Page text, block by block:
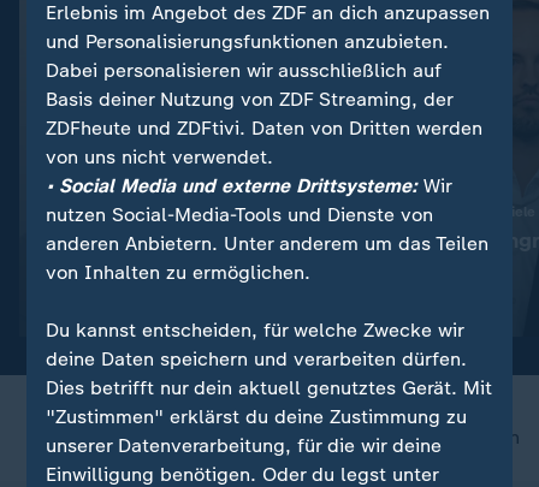
Abwehr ballistischer Raketen:
"Das ist die Champions-
League der Technologie"
Ukraine trifft neue Ziele
"Deutlicher
nach oben
Erlebnis im Angebot des ZDF an dich anzupassen
und Personalisierungsfunktionen anzubieten.
Dabei personalisieren wir ausschließlich auf
Basis deiner Nutzung von ZDF Streaming, der
ZDFheute und ZDFtivi. Daten von Dritten werden
von uns nicht verwendet.
• Social Media und externe Drittsysteme:Wir
nutzen Social-Media-Tools und Dienste von
anderen Anbietern. Unter anderem um das Teilen
von Inhalten zu ermöglichen.
Du kannst entscheiden, für welche Zwecke wir
deine Daten speichern und verarbeiten dürfen.
Dies betrifft nur dein aktuell genutztes Gerät. Mit
"Zustimmen" erklärst du deine Zustimmung zu
unserer Datenverarbeitung, für die wir deine
Einwilligung benötigen. Oder du legst unter